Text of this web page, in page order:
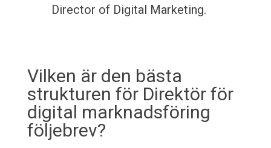
Director of Digital Marketing.
Vilken är den bästa
strukturen för Direktör för
digital marknadsföring
följebrev?